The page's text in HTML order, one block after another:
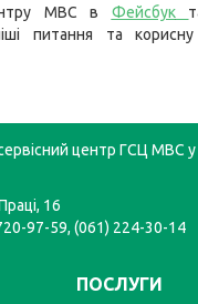
МВС в Фейсбук
питання та
центр ГСЦ МВС у
16
97-59, (061) 224-30-14
ПОСЛУГИ